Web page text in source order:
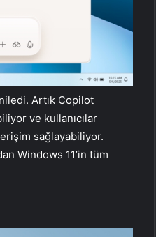
Artık Copilot
ve kullanıcılar
sağlayabiliyor.
Windows 11’in tüm